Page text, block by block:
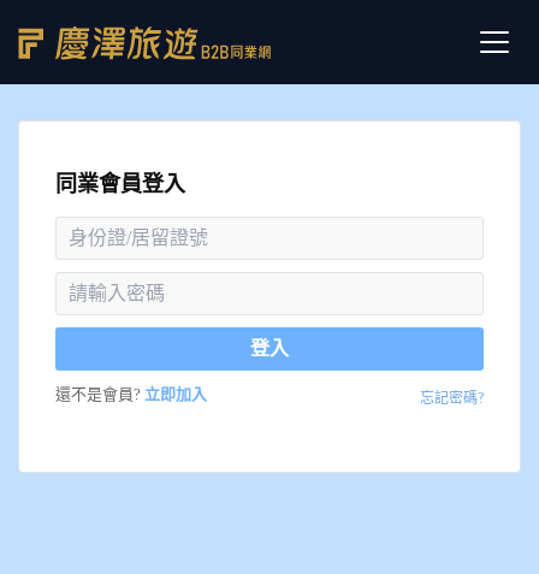
同業會員登入
登入
還不是會員? 立即加入 忘記密碼?